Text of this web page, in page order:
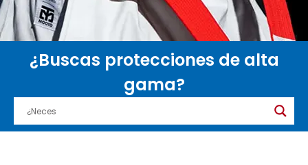
¿Buscas protecciones de alta
gama?